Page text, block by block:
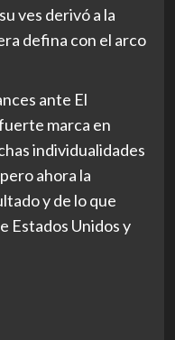
ves derivó a la
defina con el arco
ante El
marca en
individualidades
ahora la
y de lo que
Estados Unidos y